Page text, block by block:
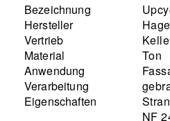
Bezeichnung
Hersteller
Vertrieb
Material
Ton
Anwendung
Verarbeitung
Eigenschaften
NF